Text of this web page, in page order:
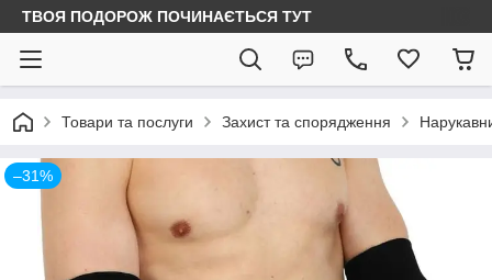
ТВОЯ ПОДОРОЖ ПОЧИНАЄТЬСЯ ТУТ
Товари та послуги Захист та спорядження
–31%